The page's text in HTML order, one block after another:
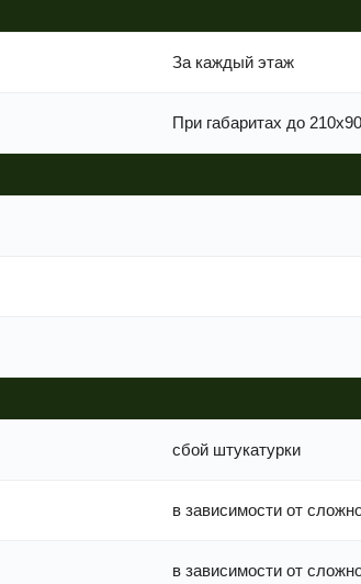
За каждый этаж
При габаритах до
сбой штукатурки
в зависимости от
в зависимости от